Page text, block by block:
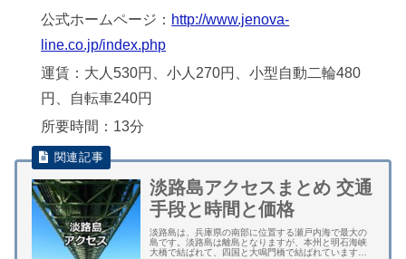
公式ホームページ： http://www.jenova-
line.co.jp/index.php
運賃：大人530円、小人270円、小型自動二輪480
円、自転車240円
所要時間：13分
淡路島アクセスまとめ 交通
手段と時間と価格
淡路島は、兵庫県の南部に位置する瀬戸内海で最大の
島です。淡路島は離島となりますが、本州と明石海峡
大橋で結ばれて、四国と大鳴門橋で結ばれています。